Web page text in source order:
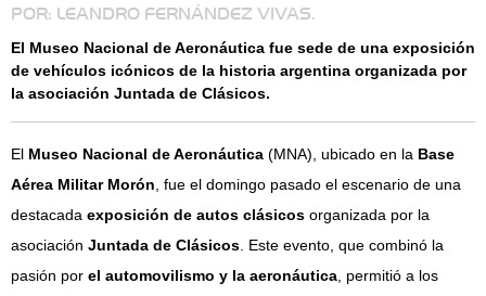
POR: LEANDRO FERNÁNDEZ VIVAS.
El Museo Nacional de Aeronáutica fue sede de una exposición
de vehículos icónicos de la historia argentina organizada por
la asociación Juntada de Clásicos.
El Museo Nacional de Aeronáutica (MNA), ubicado en la Base
Aérea Militar Morón, fue el domingo pasado el escenario de una
destacada exposición de autos clásicos organizada por la
asociación Juntada de Clásicos. Este evento, que combinó la
pasión por el automovilismo y la aeronáutica, permitió a los